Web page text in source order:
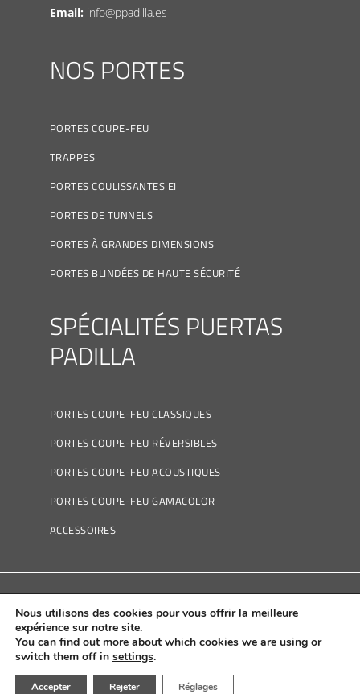
Email: info@ppadilla.es
NOS PORTES
PORTES COUPE-FEU
TRAPPES
PORTES COULISSANTES EI
PORTES DE TUNNELS
PORTES À GRANDES DIMENSIONS
PORTES BLINDÉES DE HAUTE SÉCURITÉ
SPÉCIALITÉS PUERTAS
PADILLA
PORTES COUPE-FEU CLASSIQUES
PORTES COUPE-FEU RÉVERSIBLES
PORTES COUPE-FEU ACOUSTIQUES
PORTES COUPE-FEU GAMACOLOR
ACCESSOIRES
Política de Cookies|Política de Privacidad|Aviso
Legal|Canal Ético
Nous utilisons des cookies pour vous offrir la meilleure
expérience sur notre site.
You can find out more about which cookies we are using or
switch them off in settings.
Accepter Rejeter Réglages